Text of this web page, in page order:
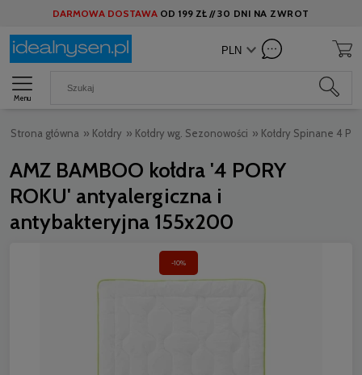
DARMOWA DOSTAWA OD 199 ZŁ //30 DNI NA ZWROT
Menu
Strona główna » Kołdry » Kołdry wg. Sezonowości » Kołdry Spinane 4
AMZ BAMBOO kołdra '4 PORY
ROKU' antyalergiczna i
antybakteryjna 155x200
-10%